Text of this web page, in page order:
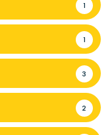
1
1
3
2